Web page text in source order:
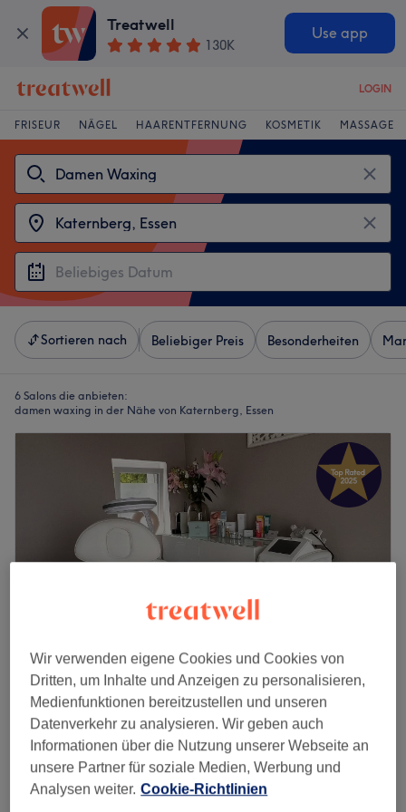
Treatwell
130K
Use app
LOGIN
FRISEUR NÄGEL HAARENTFERNUNG KOSMETIK MASSAGE
Sortieren nach Beliebiger Preis Besonderheiten
6 Salons die anbieten:
damen waxing in der Nähe von Katernberg, Essen
Studio100 Cosmetics
5,0
261 Bewertungen
Schonnebeck, Essen
Auf Karte anzeigen
Damen Waxing - Nase
15 Min.
Wir verwenden eigene Cookies und Cookies von
Dritten, um Inhalte und Anzeigen zu personalisieren,
Medienfunktionen bereitzustellen und unseren
Datenverkehr zu analysieren. Wir geben auch
Informationen über die Nutzung unserer Webseite an
unsere Partner für soziale Medien, Werbung und
Analysen weiter. Cookie-Richtlinien